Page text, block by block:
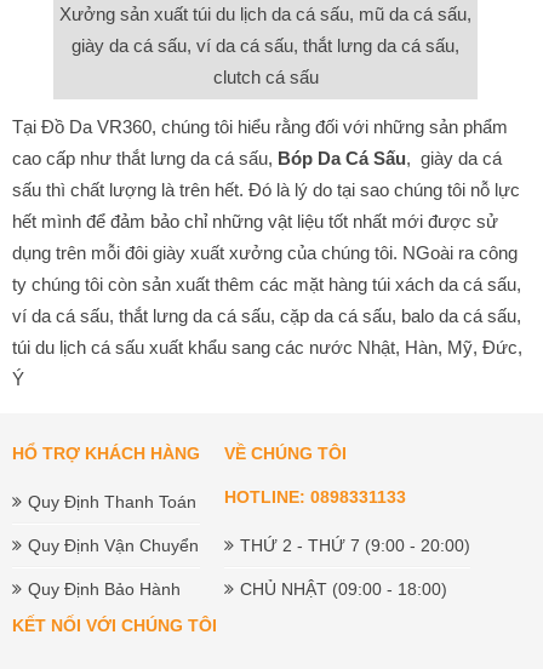
dụng trên mỗi đôi giày xuất xưởng của chúng tôi. NGoài ra công
ty chúng tôi còn sản xuất thêm các mặt hàng túi xách da cá sấu,
ví da cá sấu, thắt lưng da cá sấu, cặp da cá sấu, balo da cá sấu,
túi du lịch cá sấu xuất khẩu sang các nước Nhật, Hàn, Mỹ, Đức,
Ý
HỔ TRỢ KHÁCH HÀNG
Quy Định Thanh Toán
Quy Định Vận Chuyển
Quy Định Bảo Hành
VỀ CHÚNG TÔI
HOTLINE: 0898331133
THỨ 2 - THỨ 7 (9:00 - 20:00)
CHỦ NHẬT (09:00 - 18:00)
KẾT NỐI VỚI CHÚNG TÔI
HỆ THỐNG BÁN LẺ
Showroom : 1352 Trường Sa, P3, Tân Bình
Xưởng Sản Xuất
giày da cá sấu nam : 100 Phan Văn Hớn,
Xuân Thới Thượng, Hóc Môn